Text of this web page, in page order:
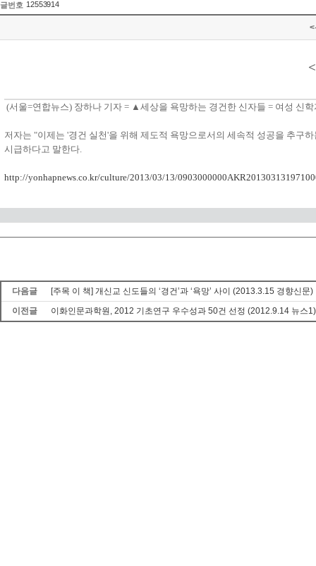
글번호 12553914
<
(서울=연합뉴스) 장하나 기자 = ▲세상을 욕망하는 경건한 신자들 = 여성 신
저자는 "이제는 '경건 실천'을 위해 제도적 욕망으로서의 세속적 성공을 추구
시급하다고 말한다.
http://yonhapnews.co.kr/culture/2013/03/13/
다음글
[주목 이 책] 개신교 신도들의 ‘경건’과 ‘욕망’ 사이 (2013.3.15 경향신문)
이전글
이화인문과학원, 2012 기초연구 우수성과 50건 선정 (2012.9.14 뉴스1)